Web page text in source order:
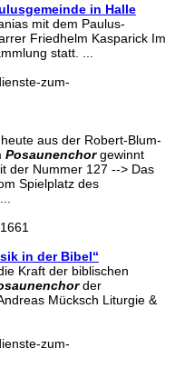
in Halle
mit dem Paulus-
Friedhelm Kasparick Im
statt. ...
zum-
aus der Robert-Blum-
Posaunenchorgewinnt
der Nummer 127 --> Das
Spielplatz des
in der Bibel“
Kraft der biblischen
der
Mücksch Liturgie &
zum-